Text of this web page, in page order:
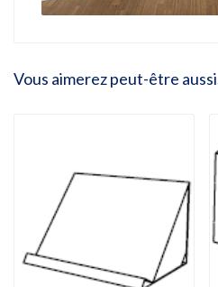
Vous aimerez peut-être